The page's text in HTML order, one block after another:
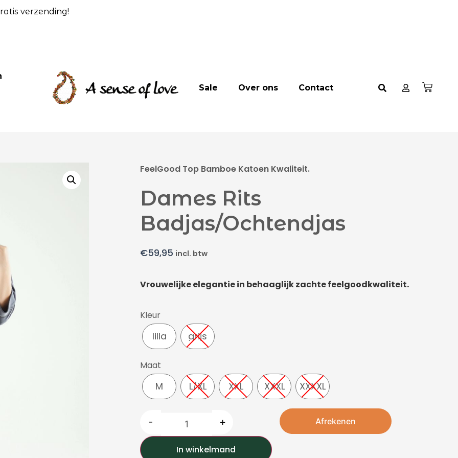
verzending!
Sale
Over ons Contact
FeelGood Top Bamboe Katoen Kwaliteit.
Dames Rits
Badjas/Ochtendjas
€59,95 incl. btw
Vrouwelijke elegantie in behaaglijk zachte feelgoodkwaliteit.
Kleur
lilla grijs
Maat
M L/XL XXL XXXL XXXXL
- +
In winkelmand
Afrekenen